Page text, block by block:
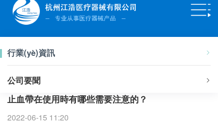
行業(yè)資訊
公司要聞
止血帶在使用時有哪些需要注意的？
2022-06-15 11:20